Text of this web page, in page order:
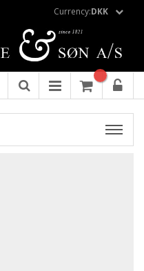
Currency:DKK